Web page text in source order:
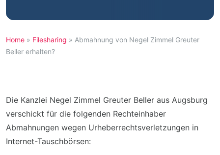
Home » Filesharing » Abmahnung von Negel Zimmel Greuter
Beller erhalten?
Die Kanzlei Negel Zimmel Greuter Beller aus Augsburg
verschickt für die folgenden Rechteinhaber
Abmahnungen wegen Urheberrechtsverletzungen in
Internet-Tauschbörsen: